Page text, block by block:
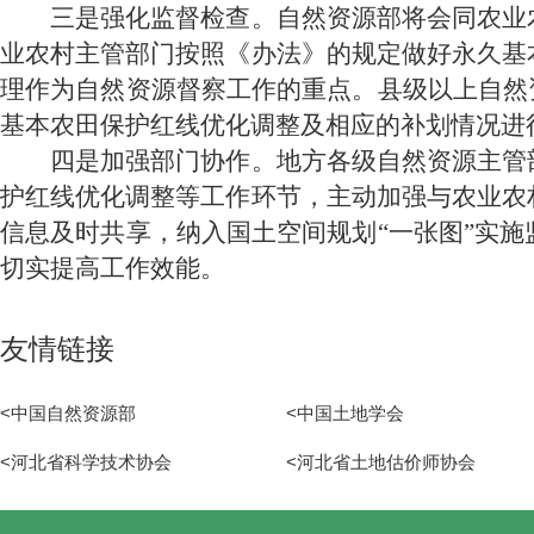
三是强化监督检查。自然资源部将会同农业
业农村主管部门按照《办法》的规定做好永久
理作为自然资源督察工作的重点。县级以上自
基本农田保护红线优化调整及相应的补划情况
四是加强部门协作。地方各级自然资源主管
护红线优化调整等工作环节，主动加强与农业
信息及时共享，纳入国土空间规划 “一张图”实
切实提高工作效能。
友情链接
<中国自然资源部 <中国土地学会
<河北省科学技术协会 <河北省土地估价师协会